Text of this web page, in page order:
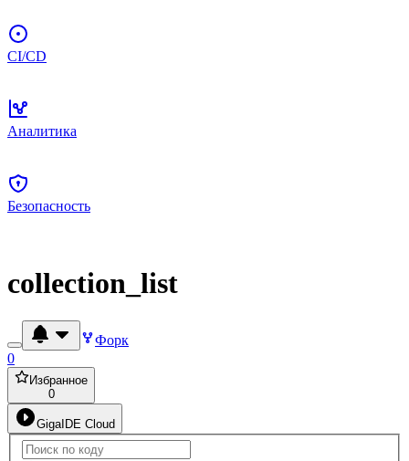
CI/CD
Аналитика
Безопасность
collection_list
Форк
0
Избранное
0
GigaIDE Cloud